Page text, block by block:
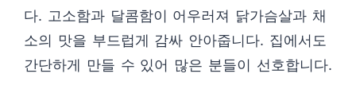
다. 고소함과 달콤함이 어우러져 닭가슴살과 채
소의 맛을 부드럽게 감싸 안아줍니다. 집에서도
간단하게 만들 수 있어 많은 분들이 선호합니다.